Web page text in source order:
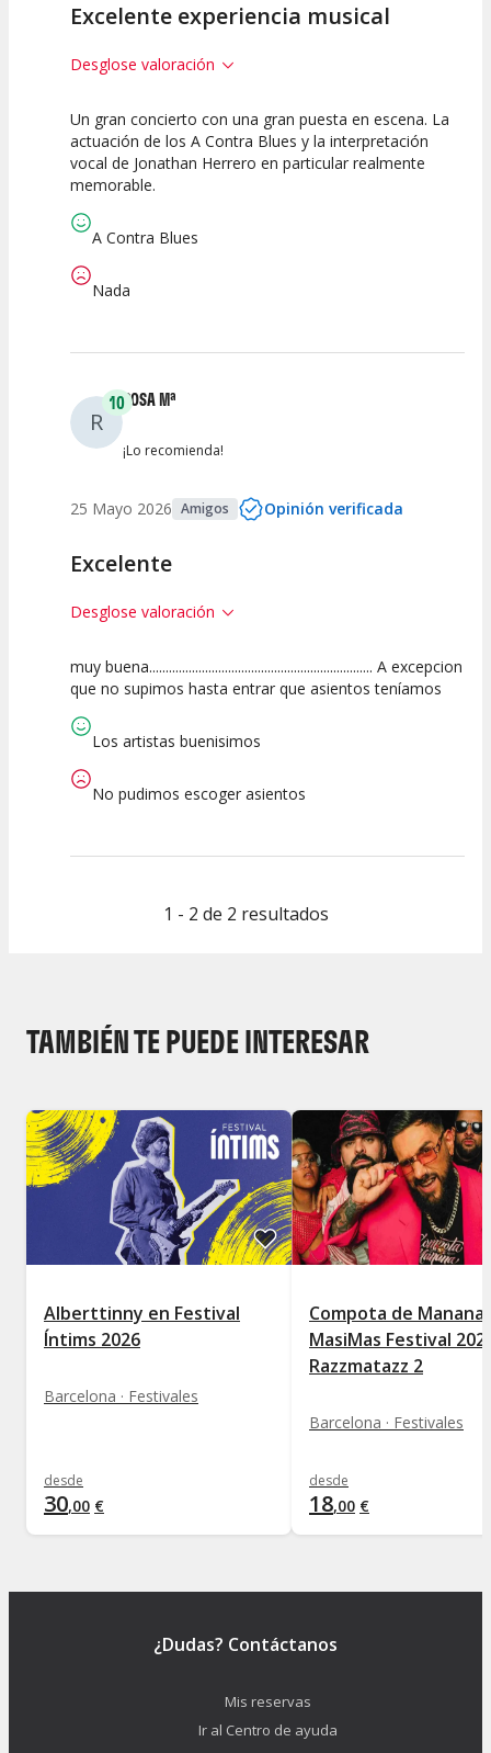
Excelente experiencia musical
Desglose valoración
10
Calidad del
Espectáculo
10
Puesta en
10
Interpretación
Un gran concierto con una gran puesta en escena. La
actuación de los A Contra Blues y la interpretación
vocal de Jonathan Herrero en particular realmente
memorable.
A Contra Blues
Nada
R
10ROSA Mª
¡Lo recomienda!
25 Mayo 2026 Amigos Opinión verificada
Excelente
Desglose valoración
10
Espectáculo
10 10
muy buena.................................................................... A excepcion
que no supimos hasta entrar que asientos teníamos
Los artistas buenisimos
No pudimos escoger asientos
1 - 2 de 2 resultados
TAMBIÉN TE PUEDE INTERESAR
Alberttinny en Festival
Íntims 2026
Barcelona · Festivales
desde
30,00 €
Compota de Manana-
MasiMas Festival
Razzmatazz 2
Barcelona · Festivales
desde
18,00 €
¿Dudas? Contáctanos
Mis reservas
Ir al Centro de ayuda